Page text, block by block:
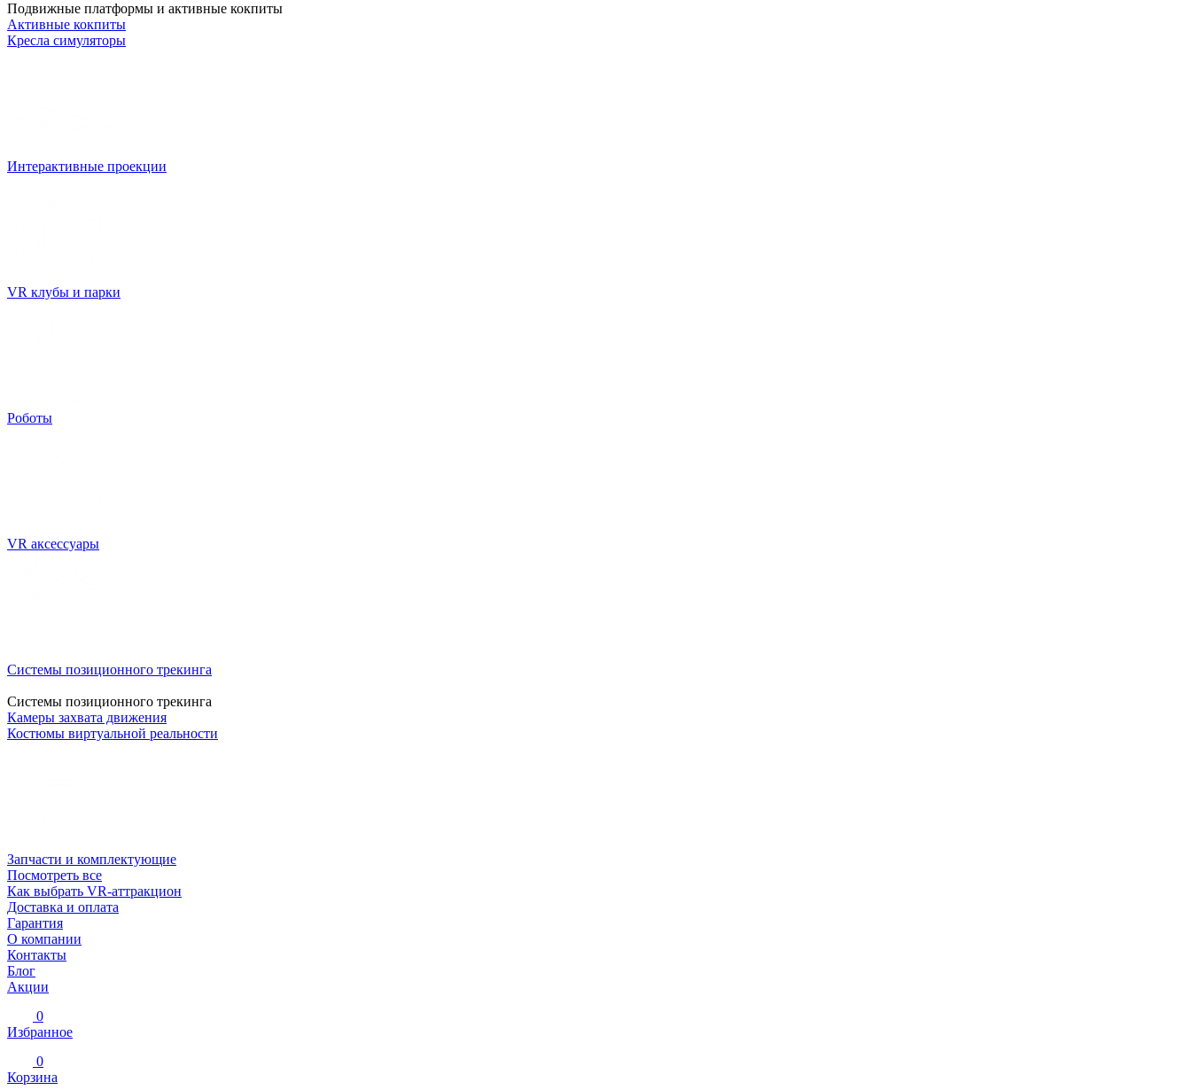
Подвижные платформы и активные кокпиты
Активные кокпиты
Кресла симуляторы
Интерактивные проекции
VR клубы и парки
Роботы
VR аксессуары
Системы позиционного трекинга
Системы позиционного трекинга
Камеры захвата движения
Костюмы виртуальной реальности
Запчасти и комплектующие
Посмотреть все
Как выбрать VR-аттракцион
Доставка и оплата
Гарантия
О компании
Контакты
Блог
Акции
0
Избранное
0
Корзина